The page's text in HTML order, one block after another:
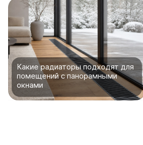
Какие радиаторы подходят для
помещений с панорамными
окнами